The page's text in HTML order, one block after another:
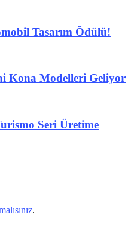
Tasarım Ödülü!
Kona Modelleri Geliyor
Seri Üretime
.